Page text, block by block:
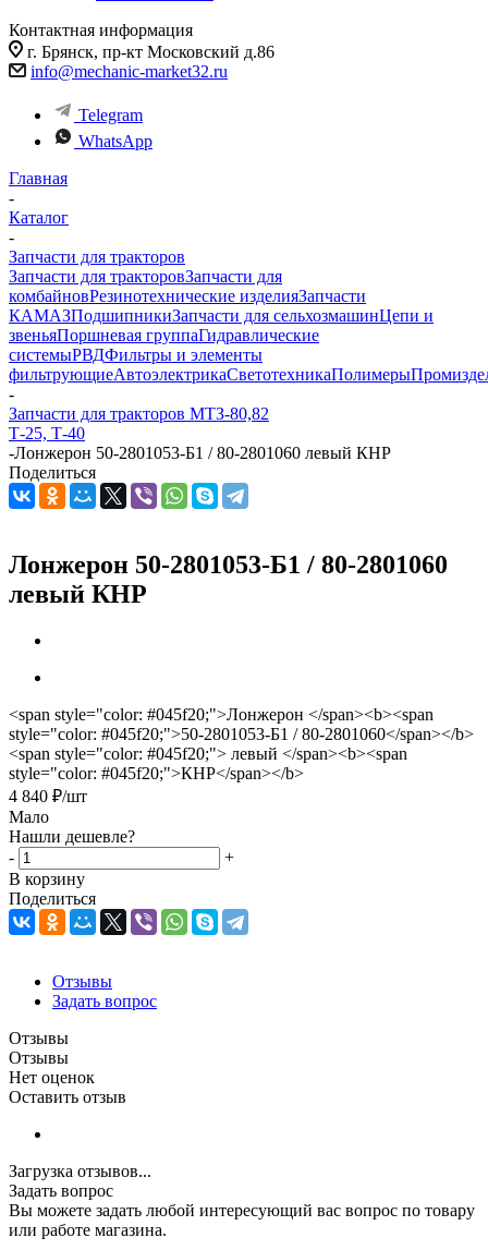
Контактная информация
г. Брянск, пр-кт Московский д.86
info@mechanic-market32.ru
Telegram
WhatsApp
Главная
-
Каталог
-
Запчасти для тракторов
Запчасти для тракторовЗапчасти для
комбайновРезинотехнические изделияЗапчасти
КАМАЗПодшипникиЗапчасти для сельхозмашинЦепи и
звеньяПоршневая группаГидравлические
системыРВДФильтры и элементы
фильтрующиеАвтоэлектрикаСветотехникаПолимеры
-
Запчасти для тракторов МТЗ-80,82
Т-25, Т-40
-Лонжерон 50-2801053-Б1 / 80-2801060 левый КНР
Поделиться
Лонжерон 50-2801053-Б1 / 80-2801060
левый КНР
<span style="color: #045f20;">Лонжерон </span><b><span
style="color: #045f20;">50-2801053-Б1 / 80-2801060</span></b>
<span style="color: #045f20;"> левый </span><b><span
style="color: #045f20;">КНР</span></b>
4 840 ₽/шт
Мало
Нашли дешевле?
-
+
В корзину
Поделиться
Отзывы
Задать вопрос
Отзывы
Отзывы
Нет оценок
Оставить отзыв
Загрузка отзывов...
Задать вопрос
Вы можете задать любой интересующий вас вопрос по товару
или работе магазина.